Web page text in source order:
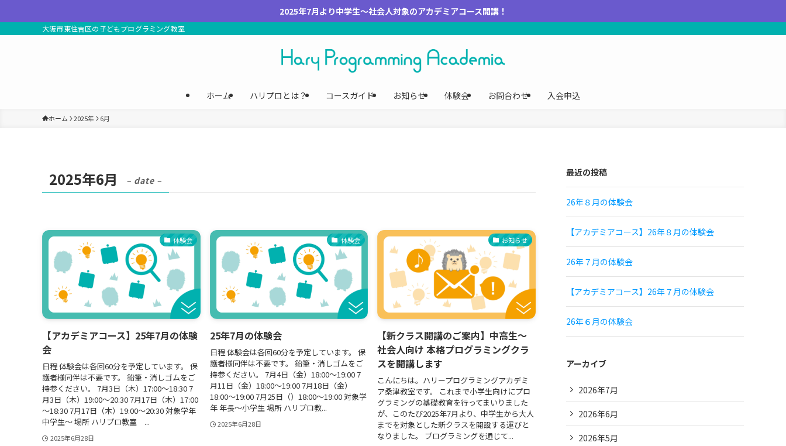
2025年7月より中学生～社会人対象のアカデミアコース開講！
大阪市東住吉区の子どもプログラミング教室
ホーム ハリプロとは？ コースガイド お知らせ 体験会 お問合わせ 入会申込
ホーム 2025年 6月
2025年6月 – date –
体験会
【アカデミアコース】25年7月の体験
会
日程 体験会は各回60分を予定しています。 保
護者様同伴は不要です。 鉛筆・消しゴムをご
持参ください。 7月3日（木）17:00～18:30 7
月3日（木）19:00～20:30 7月17日（木）17:00
～18:30 7月17日（木）19:00～20:30 対象学年
中学生～ 場所 ハリプロ教室 ...
2025年6月28日
体験会
25年7月の体験会
日程 体験会は各回60分を予定しています。 保
護者様同伴は不要です。 鉛筆・消しゴムをご
持参ください。 7月4日（金）18:00～19:00 7
月11日（金）18:00～19:00 7月18日（金）
18:00～19:00 7月25日（）18:00～19:00 対象学
年 年長～小学生 場所 ハリプロ教...
2025年6月28日
お知らせ
【新クラス開講のご案内】中高生～
社会人向け 本格プログラミングクラ
スを開講します
こんにちは。ハリープログラミングアカデミ
ア桑津教室です。 これまで小学生向けにプロ
グラミングの基礎教育を行ってまいりました
が、このたび2025年7月より、中学生から大人
までを対象とした新クラスを開設する運びと
なりました。 プログラミングを通じて...
最近の投稿
26年８月の体験会
【アカデミアコース】26年８月の体験会
26年７月の体験会
【アカデミアコース】26年７月の体験会
26年６月の体験会
アーカイブ
2026年7月
2026年6月
2026年5月